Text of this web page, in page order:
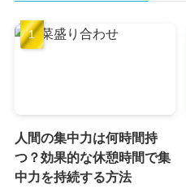
人間の集中力は何時間持
つ？効果的な休憩時間で集
中力を持続する方法